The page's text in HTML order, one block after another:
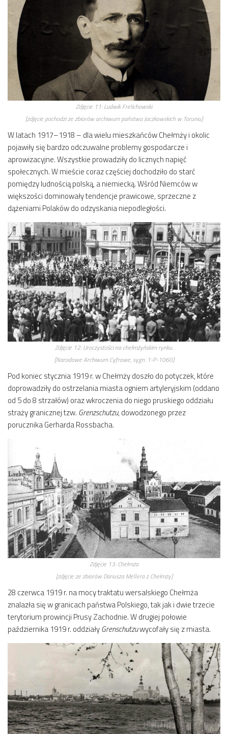
Zdjęcie 11:Ludwik Frelichowski
[zdjęcie pochodzi ze zbiorów archiwum państwa Jaczkowskich w Toruniu]
W latach 1917–1918 – dla wielu mieszkańców Chełmży i okolic
pojawiły się bardzo odczuwalne problemy gospodarcze i
aprowizacyjne. Wszystkie prowadziły do licznych napięć
społecznych. W mieście coraz częściej dochodziło do starć
pomiędzy ludnością polską, a niemiecką. Wśród Niemców w
większości dominowały tendencje prawicowe, sprzeczne z
dążeniami Polaków do odzyskania niepodległości.
Zdjęcie 12:Uroczystości na chełmżyńskim rynku.
[Narodowe Archiwum Cyfrowe, sygn. 1-P-1060]
Pod koniec stycznia 1919 r. w Chełmży doszło do potyczek, które
doprowadziły do ostrzelania miasta ogniem artyleryjskim (oddano
od 5 do 8 strzałów) oraz wkroczenia do niego pruskiego oddziału
straży granicznej tzw. Grenzschutzu, dowodzonego przez
porucznika Gerharda Rossbacha.
Zdjęcie 13:Chełmża
[zdjęcie ze zbiorów Dariusza Mellera z Chełmży]
28 czerwca 1919 r. na mocy traktatu wersalskiego Chełmża
znalazła się w granicach państwa Polskiego, tak jak i dwie trzecie
terytorium prowincji Prusy Zachodnie. W drugiej połowie
października 1919 r. oddziałyGrenschutzuwycofały się z miasta.